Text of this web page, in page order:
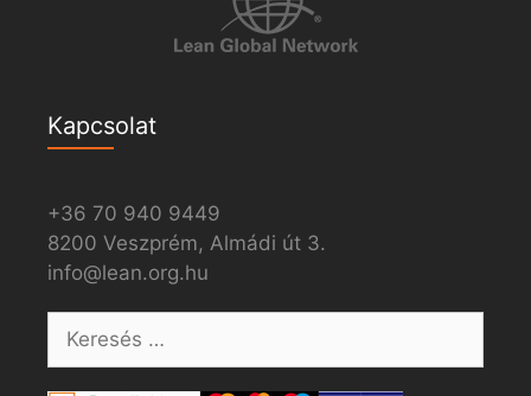
Kapcsolat
+36 70 940 9449
8200 Veszprém, Almádi út 3.
info@lean.org.hu